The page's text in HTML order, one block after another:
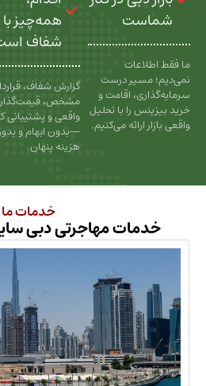
درست
اقامت و
با تحلیل
می‌کنیم.
همه‌چیز با ما
شفاف است
گزارش شفاف، قرارداد
مشخص، قیمت‌گذاری
واقعی و پشتیبانی کامل
—بدون ابهام و بدون
هدف ما
نیست؛
شما به
خرید
است.
مهاجرتی دبی ساید را